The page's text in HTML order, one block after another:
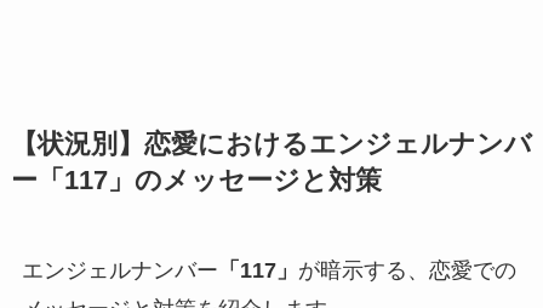
【状況別】恋愛におけるエンジェルナンバ
ー「117」のメッセージと対策
エンジェルナンバー 「117」 が暗示する、恋愛での